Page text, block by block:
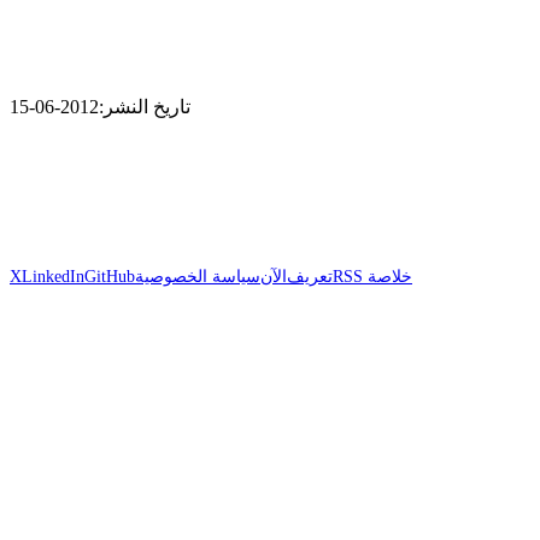
تاريخ النشر:2012-06-15
خلاصة RSS تعريفالآنسياسة الخصوصيةGitHub
LinkedIn
X